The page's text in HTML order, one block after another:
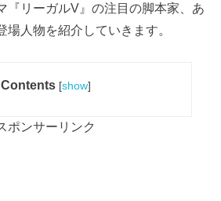
『リーガルV』の注目の脚本家、あ
場人物を紹介していきます。
Contents [show]
ポンサーリンク